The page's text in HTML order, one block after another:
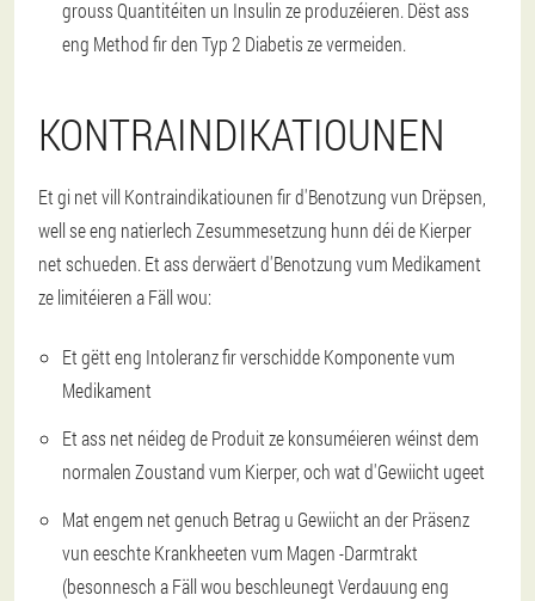
grouss Quantitéiten un Insulin ze produzéieren. Dëst ass
eng Method fir den Typ 2 Diabetis ze vermeiden.
KONTRAINDIKATIOUNEN
Et gi net vill Kontraindikatiounen fir d'Benotzung vun Drëpsen,
well se eng natierlech Zesummesetzung hunn déi de Kierper
net schueden. Et ass derwäert d'Benotzung vum Medikament
ze limitéieren a Fäll wou:
Et gëtt eng Intoleranz fir verschidde Komponente vum
Medikament
Et ass net néideg de Produit ze konsuméieren wéinst dem
normalen Zoustand vum Kierper, och wat d'Gewiicht ugeet
Mat engem net genuch Betrag u Gewiicht an der Präsenz
vun eeschte Krankheeten vum Magen -Darmtrakt
(besonnesch a Fäll wou beschleunegt Verdauung eng